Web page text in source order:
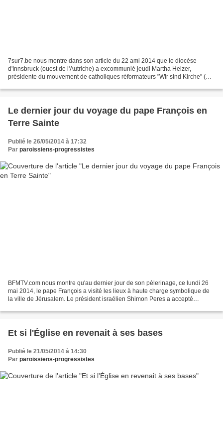
7sur7.be nous montre dans son article du 22 ami 2014 que le diocèse
d'Innsbruck (ouest de l'Autriche) a excommunié jeudi Martha Heizer,
présidente du mouvement de catholiques réformateurs "Wir sind Kirche" (
Le dernier jour du voyage du pape François en
Terre Sainte
Publié le 26/05/2014 à 17:32
Par paroissiens-progressistes
BFMTV.com nous montre qu'au dernier jour de son pèlerinage, ce lundi 26
mai 2014, le pape François a visité les lieux à haute charge symbolique de
la ville de Jérusalem. Le président israélien Shimon Peres a accepté
Et si l'Église en revenait à ses bases
Publié le 21/05/2014 à 14:30
Par paroissiens-progressistes